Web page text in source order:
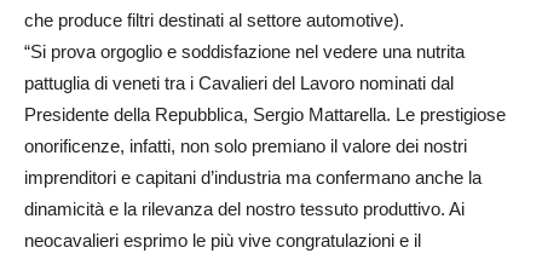
che produce filtri destinati al settore automotive).
“Si prova orgoglio e soddisfazione nel vedere una nutrita
pattuglia di veneti tra i Cavalieri del Lavoro nominati dal
Presidente della Repubblica, Sergio Mattarella. Le prestigiose
onorificenze, infatti, non solo premiano il valore dei nostri
imprenditori e capitani d’industria ma confermano anche la
dinamicità e la rilevanza del nostro tessuto produttivo. Ai
neocavalieri esprimo le più vive congratulazioni e il